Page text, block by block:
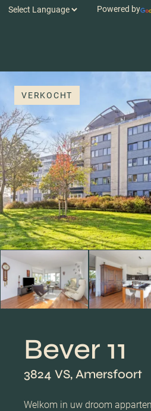
Powered by
VERKOCHT
Bever 11
3824 VS, Amersfoort
Welkom in uw droom